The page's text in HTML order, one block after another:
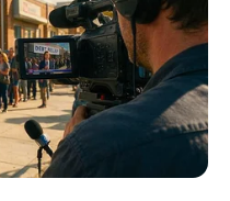
VIP’ copia a ‘La
Los Famosos’ y DA
para revelar a sus
2026